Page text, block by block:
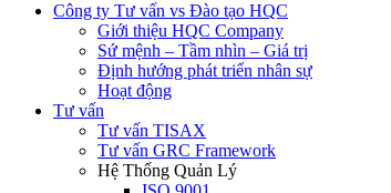
Công ty Tư vấn vs Đào tạo HQC
Giới thiệu HQC Company
Sứ mệnh – Tầm nhìn – Giá trị
Định hướng phát triển nhân sự
Hoạt động
Tư vấn
Tư vấn TISAX
Tư vấn GRC Framework
Hệ Thống Quản Lý